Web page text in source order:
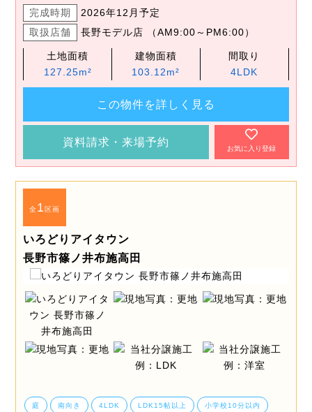
完成時期
2026年12月予定
取扱店舗
長野モデル店 （AM9:00～PM6:00）
土地面積
127.25m²
建物面積
103.12m²
間取り
4LDK
この物件を詳しく見る
資料請求・来場予約
お気に入り登録
全1区画
いろどりアイタウン
長野市篠ノ井布施高田
庭 南向き 4LDK LDK15帖以上 小学校10分以内